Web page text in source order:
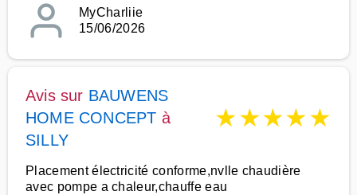
MyCharliie
15/06/2026
Avis sur BAUWENS
HOME CONCEPT à
SILLY
★★★★★
Placement électricité conforme,nvlle chaudière
avec pompe a chaleur,chauffe eau